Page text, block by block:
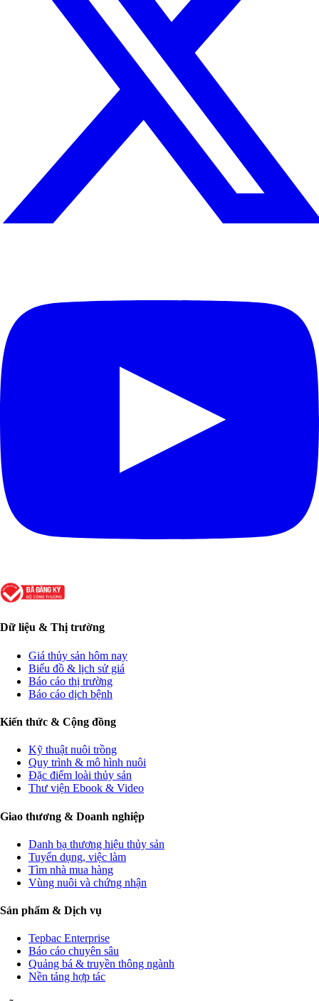
Dữ liệu & Thị trường
Giá thủy sản hôm nay
Biểu đồ & lịch sử giá
Báo cáo thị trường
Báo cáo dịch bệnh
Kiến thức & Cộng đồng
Kỹ thuật nuôi trồng
Quy trình & mô hình nuôi
Đặc điểm loài thủy sản
Thư viện Ebook & Video
Giao thương & Doanh nghiệp
Danh bạ thương hiệu thủy sản
Tuyển dụng, việc làm
Tìm nhà mua hàng
Vùng nuôi và chứng nhận
Sản phẩm & Dịch vụ
Tepbac Enterprise
Báo cáo chuyên sâu
Quảng bá & truyền thông ngành
Nền tảng hợp tác